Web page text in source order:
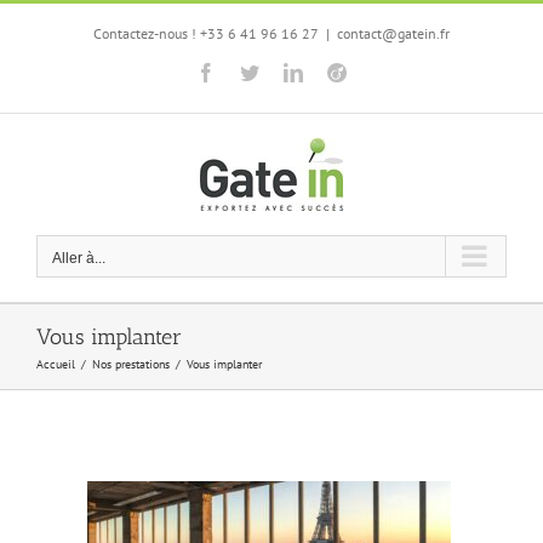
Contactez-nous ! +33 6 41 96 16 27 | contact@gatein.fr
Facebook
TwitterLinkedIn
Viadeo
Aller à...
Vous implanter
Accueil / Nos prestations / Vous implanter